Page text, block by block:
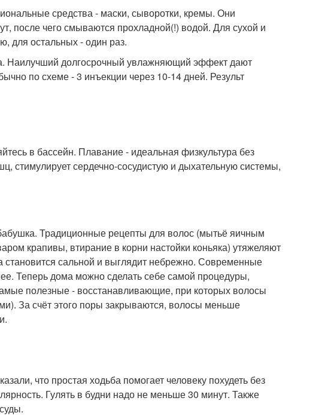
средства - маски, сыворотки, кремы. Они
после чего смываются прохладной(!) водой. Для сухой и
для остальных - один раз.
Наилучший долгосрочный увлажняющий эффект дают
по схеме - 3 инъекции через 10-14 дней. Результ
в бассейн. Плавание - идеальная физкультура без
стимулирует сердечно-сосудистую и дыхательную системы,
Традиционные рецепты для волос (мытьё яичным
крапивы, втирание в корни настойки коньяка) утяжеляют
сальной и выглядит небрежно. Современные
Теперь дома можно сделать себе самой процедуры,
полезные - восстанавливающие, при которых волосы
За счёт этого поры закрываются, волосы меньше
что простая ходьба помогает человеку похудеть без
Гулять в будни надо не меньше 30 минут. Также